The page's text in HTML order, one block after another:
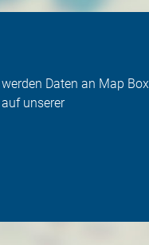
Daten an Map Box
unserer